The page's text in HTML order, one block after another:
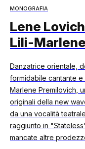
MONOGRAFIA
Lene
Lili-Marlene
Danzatrice orientale,
formidabile cantante
Marlene Premilovich,
originali della new
da una vocalità
raggiunto in
mancate altre